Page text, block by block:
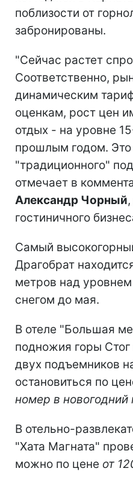
поблизости от
забронированы.
"Сейчас растет
Соответственно,
динамическим
оценкам, рост цен
отдых - на уровне
прошлым годом. Это
"традиционного"
отмечает в
Александр Чорный
гостиничного
Самый
Драгобрат
метров над
снегом до мая.
В отеле "Большая
подножия горы
двух подъемников
остановиться по
номер в новогодний
В отельно-
"Хата Магната"
можно по цене от